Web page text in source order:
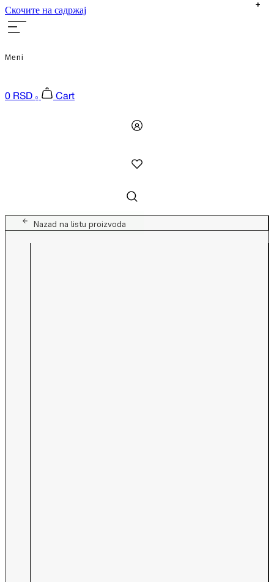
Скочите на садржај
Meni
0 RSD 0 Cart
Nazad na listu proizvoda